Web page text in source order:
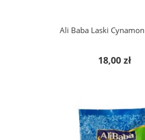
Ali Baba Laski
18,00 zł